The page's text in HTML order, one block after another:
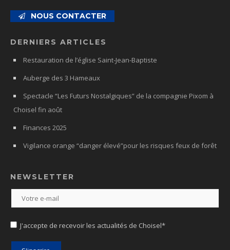
NOUS CONTACTER
DERNIERS ARTICLES
Restauration de l’église Saint-Jean-Baptiste
Auberge des 3 Hameaux
Spectacle “Les Futurs Nostalgiques” de la compagnie Pixom à
Choisel fin août
Finances 2025
Vigilance orange “danger élevé”pour les risques feux de forêt
NEWSLETTER
J'accepte de recevoir les actualités de Choisel*